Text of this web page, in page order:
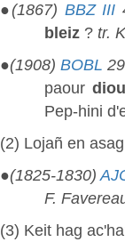
●(1867) BBZ III
bleiz ? tr.
●(1908) BOBL
paour
Pep-hini
(2) Lojañ en
●(1825-1830)
F.
(3) Keit hag